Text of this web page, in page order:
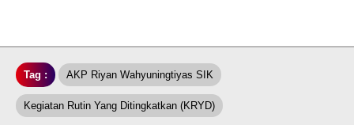
Tag : AKP Riyan Wahyuningtiyas SIK
Kegiatan Rutin Yang Ditingkatkan (KRYD)